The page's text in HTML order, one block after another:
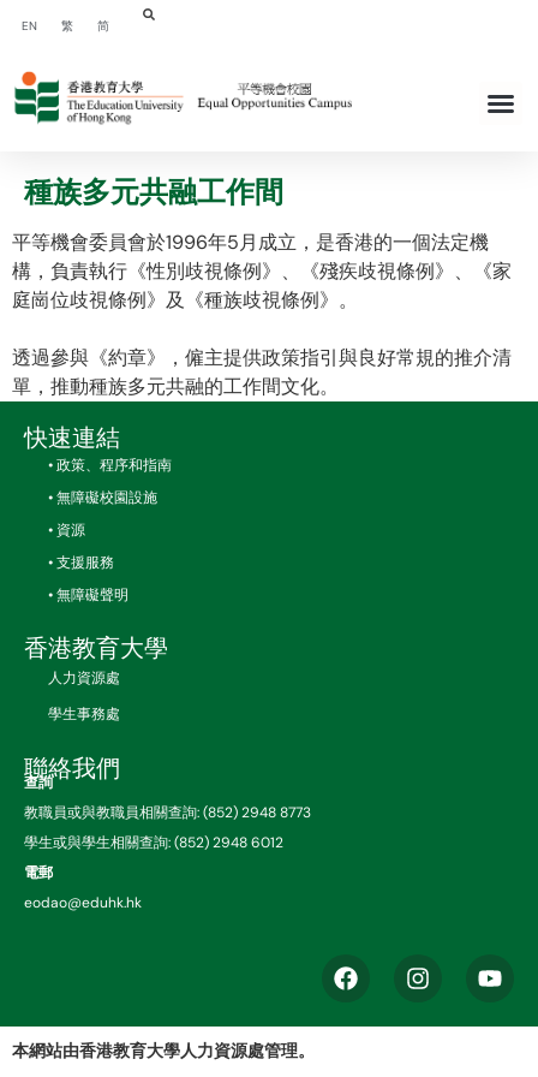
EN 繁 简
種族多元共融工作間
平等機會委員會於1996年5月成立，是香港的一個法定機
構，負責執行《性別歧視條例》、《殘疾歧視條例》、《家
庭崗位歧視條例》及《種族歧視條例》。
透過參與《約章》，僱主提供政策指引與良好常規的推介清
單，推動種族多元共融的工作間文化。
快速連結
• 政策、程序和指南
• 無障礙校園設施
• 資源
• 支援服務
• 無障礙聲明
香港教育大學
人力資源處
學生事務處
聯絡我們
查詢
教職員或與教職員相關查詢: (852) 2948 8773
學生或與學生相關查詢: (852) 2948 6012
電郵
eodao@eduhk.hk
本網站由香港教育大學人力資源處管理。